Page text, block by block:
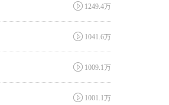
 1249.4万
 1041.6万
 1009.1万
 1001.1万